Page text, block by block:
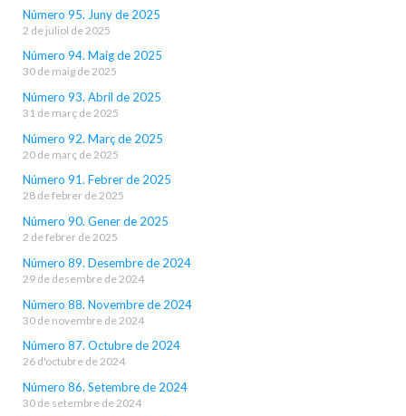
Número 95. Juny de 2025
2 de juliol de 2025
Número 94. Maig de 2025
30 de maig de 2025
Número 93. Abril de 2025
31 de març de 2025
Número 92. Març de 2025
20 de març de 2025
Número 91. Febrer de 2025
28 de febrer de 2025
Número 90. Gener de 2025
2 de febrer de 2025
Número 89. Desembre de 2024
29 de desembre de 2024
Número 88. Novembre de 2024
30 de novembre de 2024
Número 87. Octubre de 2024
26 d'octubre de 2024
Número 86. Setembre de 2024
30 de setembre de 2024